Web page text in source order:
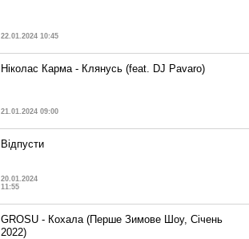
22.01.2024 10:45
Ніколас Карма - Клянусь (feat. DJ Pavaro)
21.01.2024 09:00
Відпусти
20.01.2024
11:55
GROSU - Кохала (Перше Зимове Шоу, Січень
2022)